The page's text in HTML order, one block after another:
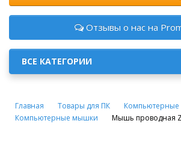
Отзывы о нас на
ВСЕ КАТЕГОРИИ
Главная Товары для ПК
Компьютерные мышки
Мышь проводная